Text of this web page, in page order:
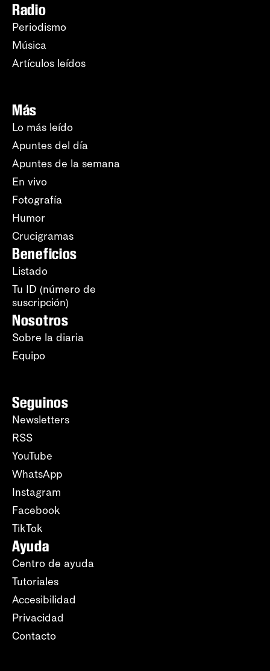
Radio
Periodismo
Música
Artículos leídos
Más
Lo más leído
Apuntes del día
Apuntes de la semana
En vivo
Fotografía
Humor
Crucigramas
Beneficios
Listado
Tu ID (número de
suscripción)
Nosotros
Sobre la diaria
Equipo
Seguinos
Newsletters
RSS
YouTube
WhatsApp
Instagram
Facebook
TikTok
Ayuda
Centro de ayuda
Tutoriales
Accesibilidad
Privacidad
Contacto